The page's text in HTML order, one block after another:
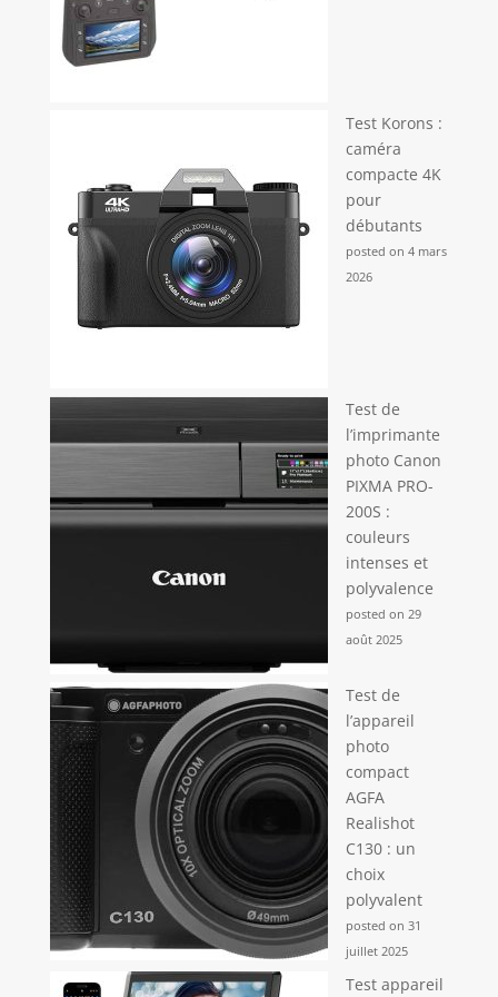
compact et digital abordable. Idée cadeau pour
enfants et créateurs: Cette mini caméra compacte
est le cadeau parfait pour les enfants de plus de 8
ans, adolescents ou adultes. Léger et polyvalent,
quotidiens. Un pocket appareil photo numérique
facile à utiliser pour tous les âges.
Test Korons :
caméra
compacte 4K
pour
débutants
posted on 4 mars
2026
Test de
l’imprimante
photo Canon
PIXMA PRO-
200S :
couleurs
intenses et
polyvalence
posted on 29
août 2025
Test de
l’appareil
photo
compact
AGFA
Realishot
C130 : un
choix
polyvalent
posted on 31
juillet 2025
Test appareil